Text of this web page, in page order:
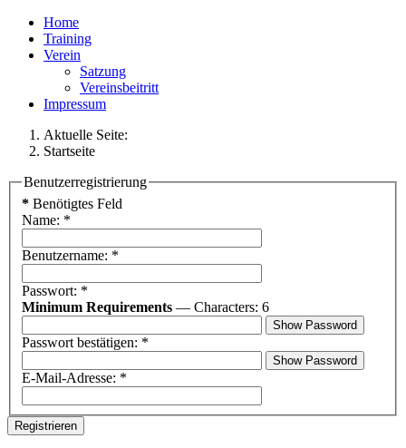
Home
Training
Verein
Satzung
Vereinsbeitritt
Impressum
Aktuelle Seite:
Startseite
Benutzerregistrierung
* Benötigtes Feld
Name: *
Benutzername: *
Passwort: *
Minimum Requirements — Characters: 6
Show Password
Passwort bestätigen: *
Show Password
E-Mail-Adresse: *
Registrieren